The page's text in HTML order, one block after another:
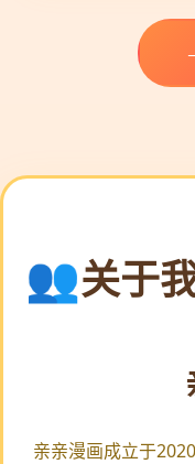
关于
亲亲漫画成立于